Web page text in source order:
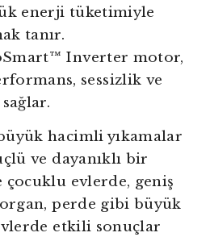
enerji tüketimiyle
tanır.
Inverter motor,
sessizlik ve
hacimli yıkamalar
ve dayanıklı bir
evlerde, geniş
perde gibi büyük
etkili sonuçlar